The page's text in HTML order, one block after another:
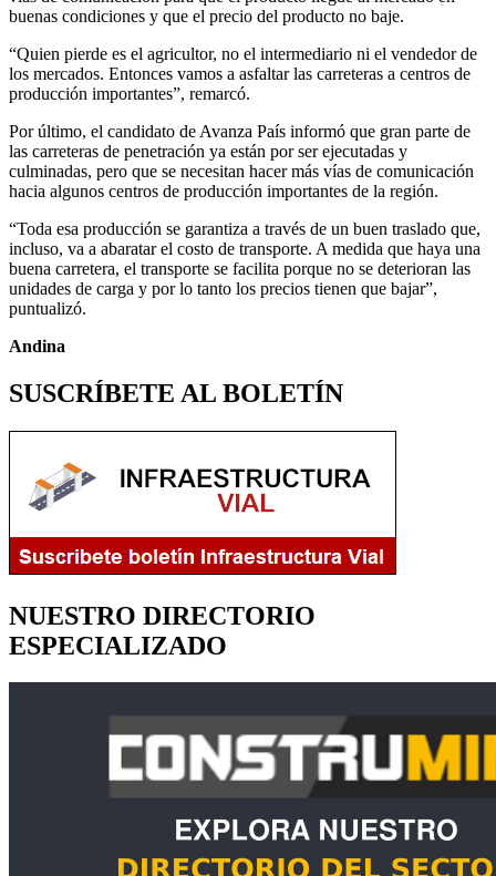
buenas condiciones y que el precio del producto no baje.
“Quien pierde es el agricultor, no el intermediario ni el vendedor de
los mercados. Entonces vamos a asfaltar las carreteras a centros de
producción importantes”, remarcó.
Por último, el candidato de Avanza País informó que gran parte de
las carreteras de penetración ya están por ser ejecutadas y
culminadas, pero que se necesitan hacer más vías de comunicación
hacia algunos centros de producción importantes de la región.
“Toda esa producción se garantiza a través de un buen traslado que,
incluso, va a abaratar el costo de transporte. A medida que haya una
buena carretera, el transporte se facilita porque no se deterioran las
unidades de carga y por lo tanto los precios tienen que bajar”,
puntualizó.
Andina
SUSCRÍBETE AL BOLETÍN
NUESTRO DIRECTORIO
ESPECIALIZADO